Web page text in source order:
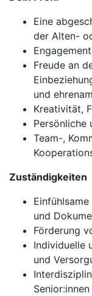
Eine
der Alten-
Freude an
und
Kreativität,
Persönliche
Team-,
Zuständigkeiten
und
Förderung
Individuelle
und
Senior:innen